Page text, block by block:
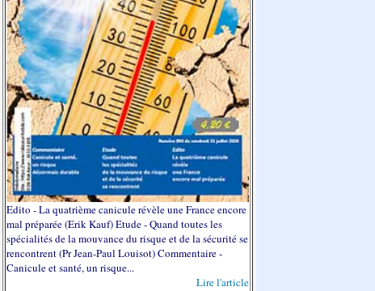
Edito - La quatrième canicule révèle une France encore
mal préparée (Erik Kauf) Etude - Quand toutes les
spécialités de la mouvance du risque et de la sécurité se
rencontrent (Pr Jean-Paul Louisot) Commentaire -
Canicule et santé, un risque...
Lire l'article